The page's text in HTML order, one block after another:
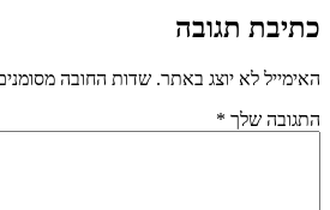
כתיבת תגובה
האימייל לא יוצג באתר. שדות החובה
התגובה שלך *